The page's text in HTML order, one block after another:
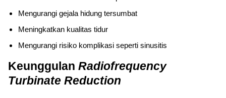
Mengurangi gejala hidung tersumbat
Meningkatkan kualitas tidur
Mengurangi risiko komplikasi seperti sinusitis
Keunggulan Radiofrequency
Turbinate Reduction